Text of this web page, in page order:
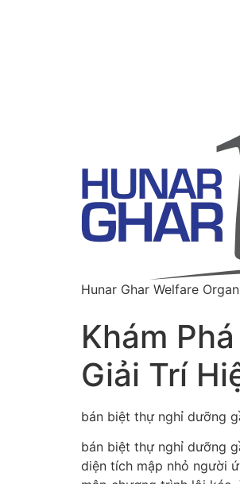
Hunar Ghar Welfare
Khám
Giải Trí
bán biệt thự nghỉ dưỡng
bán biệt thự nghỉ dưỡng
diện tích mập nhỏ người